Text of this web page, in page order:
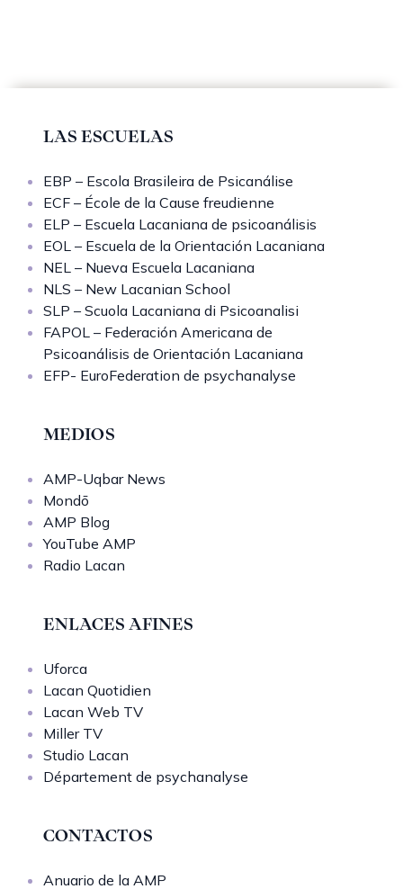
LAS ESCUELAS
EBP – Escola Brasileira de Psicanálise
ECF – École de la Cause freudienne
ELP – Escuela Lacaniana de psicoanálisis
EOL – Escuela de la Orientación Lacaniana
NEL – Nueva Escuela Lacaniana
NLS – New Lacanian School
SLP – Scuola Lacaniana di Psicoanalisi
FAPOL – Federación Americana de
Psicoanálisis de Orientación Lacaniana
EFP- EuroFederation de psychanalyse
MEDIOS
AMP-Uqbar News
Mondō
AMP Blog
YouTube AMP
Radio Lacan
ENLACES AFINES
Uforca
Lacan Quotidien
Lacan Web TV
Miller TV
Studio Lacan
Département de psychanalyse
CONTACTOS
Anuario de la AMP